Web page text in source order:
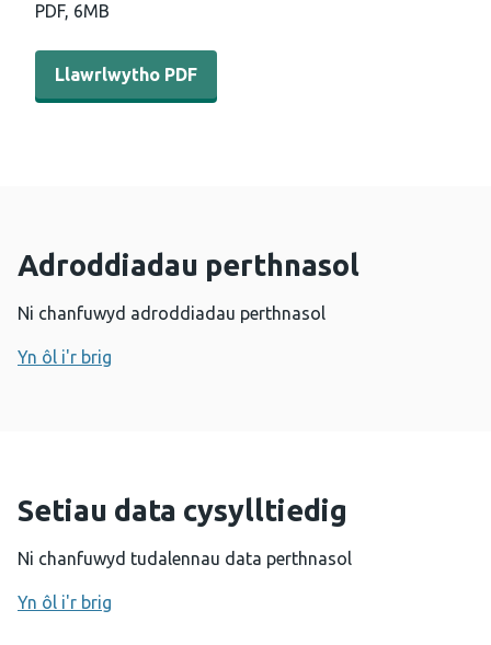
PDF, 6MB
Llawrlwytho PDF - Archwilio-effaith-iechyd-a-llesiant-
Llawrlwytho PDF
Adroddiadau perthnasol
Ni chanfuwyd adroddiadau perthnasol
Yn ôl i'r brig
Setiau data cysylltiedig
Ni chanfuwyd tudalennau data perthnasol
Yn ôl i'r brig